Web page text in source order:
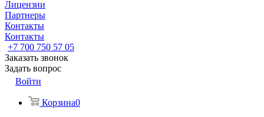
Лицензии
Партнеры
Контакты
Контакты
+7 700 750 57 05
Заказать звонок
Задать вопрос
Войти
Корзина0